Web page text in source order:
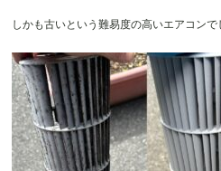
しかも古いという難易度の高いエアコン